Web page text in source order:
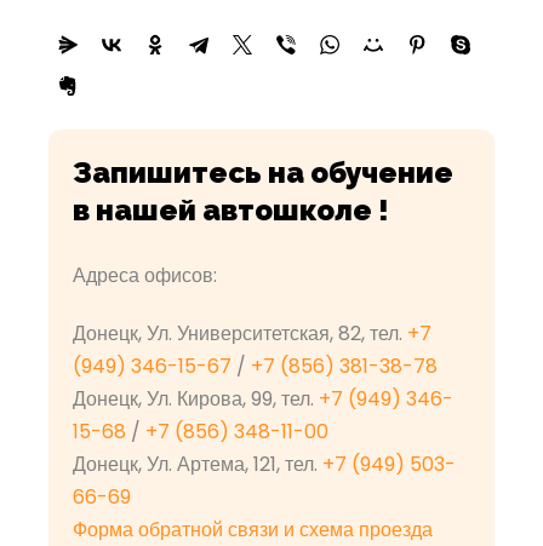
Запишитесь на обучение
в нашей автошколе !
Адреса офисов:
Донецк, Ул. Университетская, 82, тел. +7
(949) 346-15-67 / +7 (856) 381-38-78
Донецк, Ул. Кирова, 99, тел. +7 (949) 346-
15-68 / +7 (856) 348-11-00
Донецк, Ул. Артема, 121, тел. +7 (949) 503-
66-69
Форма обратной связи и схема проезда